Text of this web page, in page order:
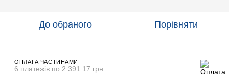
До обраного Порівняти
ОПЛАТА ЧАСТИНАМИ
6 платежів по 2 391.17 грн